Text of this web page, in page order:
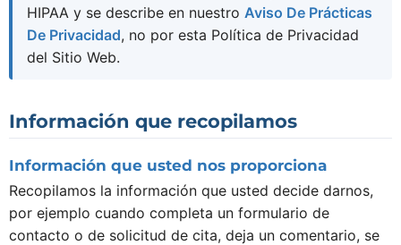
HIPAA y se describe en nuestro Aviso De Prácticas
De Privacidad, no por esta Política de Privacidad
del Sitio Web.
Información que recopilamos
Información que usted nos proporciona
Recopilamos la información que usted decide darnos,
por ejemplo cuando completa un formulario de
contacto o de solicitud de cita, deja un comentario, se